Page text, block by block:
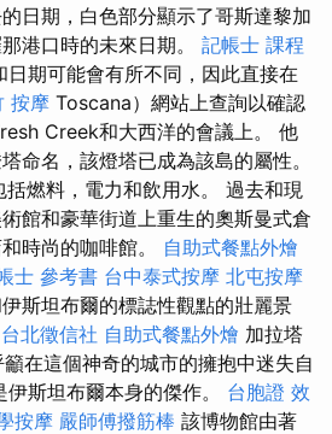
日期，白色部分顯示了哥斯達黎加
港口時的未來日期。 記帳士 課程
日期可能會有所不同，因此直接在
按摩 Toscana）網站上查詢以確認
Creek和大西洋的會議上。 他
命名，該燈塔已成為該島的屬性。
燃料，電力和飲用水。 過去和現
館和豪華街道上重生的奧斯曼式倉
時尚的咖啡館。 自助式餐點外燴
士 參考書 台中泰式按摩 北屯按摩
斯坦布爾的標誌性觀點的壯麗景
台北徵信社 自助式餐點外燴 加拉塔
在這個神奇的城市的擁抱中迷失自
斯坦布爾本身的傑作。 台胞證 效
按摩 嚴師傅撥筋棒 該博物館由著